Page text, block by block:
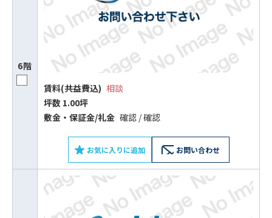
6階
賃料(共益費込) 相談
坪数 1.00坪
敷⾦‧保証⾦/礼⾦ 確認 / 確認
お気に入りに追加 お問い合わせ
平日 9:00〜18:00
電話でお問い合わせ
フォームでお問い合わせ